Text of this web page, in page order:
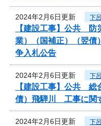
2024年2月6日更新 下
【建設工事】公共 防
業）（国補正）（翌
争入札公告
2024年2月6日更新 下
【建設工事】公共 総
債）飛騨川 工事に関
2024年2月6日更新 下